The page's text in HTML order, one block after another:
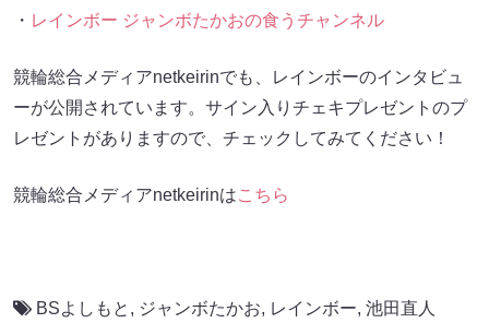
・ レインボー ジャンボたかおの食うチャンネル
競輪総合メディアnetkeirinでも、レインボーのインタビュ
ーが公開されています。サイン入りチェキプレゼントのプ
レゼントがありますので、チェックしてみてください！
競輪総合メディアnetkeirinはこちら
BSよしもと , ジャンボたかお, レインボー, 池田直人